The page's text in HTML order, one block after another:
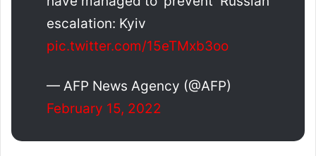
escalation: Kyiv
pic.twitter.com/15eTMxb3oo
— AFP News Agency (@AFP)
February 15, 2022